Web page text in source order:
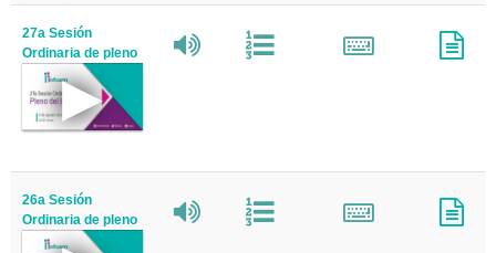
27a Sesión
Ordinaria de pleno
26a Sesión
Ordinaria de pleno